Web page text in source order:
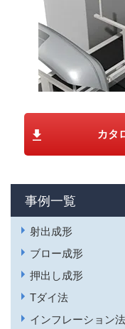
カタ
事例一覧
射出成形
ブロー成形
押出し成形
Tダイ法
インフレーション法